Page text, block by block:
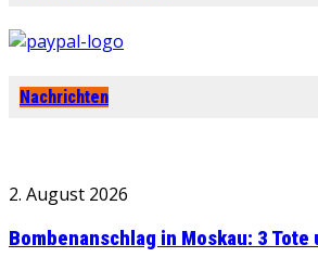
Nachrichten
2. August 2026
Bombenanschlag in Moskau: 3